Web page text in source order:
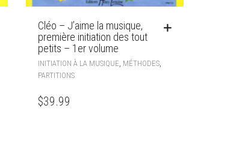
Cléo – J’aime la musique,
première initiation des tout
petits – 1er volume
INITIATION À LA MUSIQUE MÉTHODES,
PARTITIONS
$39.99